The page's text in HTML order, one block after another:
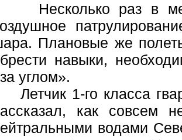
Несколько раз в
Плановые же
навыки,
углом».
Летчик 1-го класса
как совсем
водами